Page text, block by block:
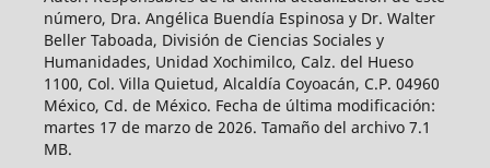
número, Dra. Angélica Buendía Espinosa y Dr. Walter
Beller Taboada, División de Ciencias Sociales y
Humanidades, Unidad Xochimilco, Calz. del Hueso
1100, Col. Villa Quietud, Alcaldía Coyoacán, C.P. 04960
México, Cd. de México. Fecha de última modificación:
martes 17 de marzo de 2026. Tamaño del archivo 7.1
MB.